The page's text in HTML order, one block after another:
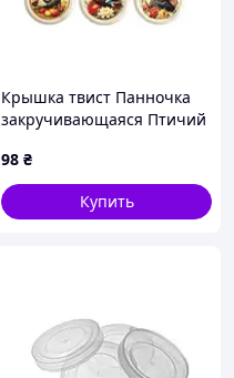
Крышка твист Панночка
закручивающаяся Птичий
ПАННОЧКА
98 ₴
Купить